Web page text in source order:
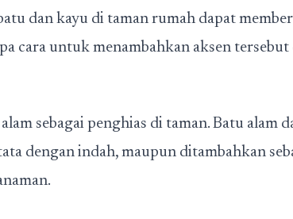
dan kayu di taman rumah dapat
cara untuk menambahkan aksen
sebagai penghias di taman. Batu alam
dengan indah, maupun ditambahkan